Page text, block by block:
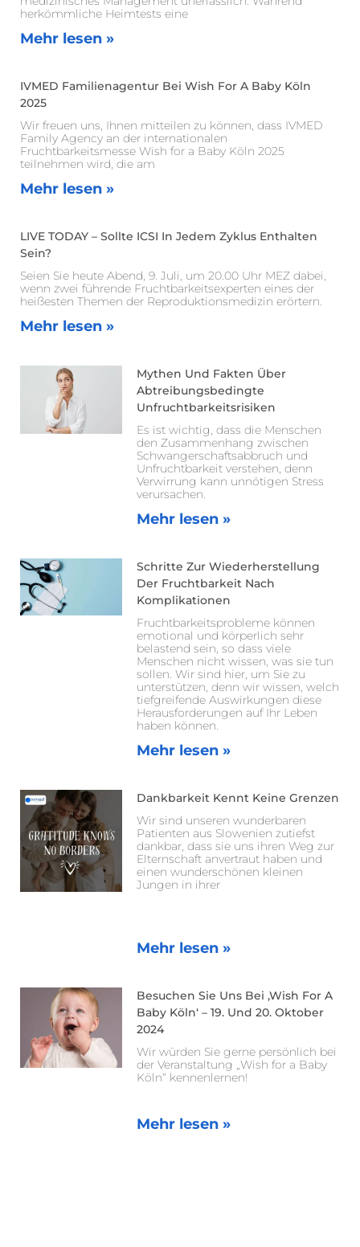
herkömmliche Heimtests eine
Mehr lesen »
IVMED Familienagentur Bei Wish For A Baby Köln
2025
Wir freuen uns, Ihnen mitteilen zu können, dass IVMED
Family Agency an der internationalen
Fruchtbarkeitsmesse Wish for a Baby Köln 2025
teilnehmen wird, die am
Mehr lesen »
LIVE TODAY – Sollte ICSI In Jedem Zyklus Enthalten
Sein?
Seien Sie heute Abend, 9. Juli, um 20.00 Uhr MEZ dabei,
wenn zwei führende Fruchtbarkeitsexperten eines der
heißesten Themen der Reproduktionsmedizin erörtern.
Mehr lesen »
Mythen Und Fakten Über
Abtreibungsbedingte
Unfruchtbarkeitsrisiken
Es ist wichtig, dass die Menschen
den Zusammenhang zwischen
Schwangerschaftsabbruch und
Unfruchtbarkeit verstehen, denn
Verwirrung kann unnötigen Stress
verursachen.
Mehr lesen »
Schritte Zur Wiederherstellung
Der Fruchtbarkeit Nach
Komplikationen
Fruchtbarkeitsprobleme können
emotional und körperlich sehr
belastend sein, so dass viele
Menschen nicht wissen, was sie tun
sollen. Wir sind hier, um Sie zu
unterstützen, denn wir wissen, welch
tiefgreifende Auswirkungen diese
Herausforderungen auf Ihr Leben
haben können.
Mehr lesen »
Dankbarkeit Kennt Keine Grenzen
Wir sind unseren wunderbaren
Patienten aus Slowenien zutiefst
dankbar, dass sie uns ihren Weg zur
Elternschaft anvertraut haben und
einen wunderschönen kleinen
Jungen in ihrer
Mehr lesen »
Besuchen Sie Uns Bei ‚Wish For A
Baby Köln‘ – 19. Und 20. Oktober
2024
Wir würden Sie gerne persönlich bei
der Veranstaltung „Wish for a Baby
Köln“ kennenlernen!
Mehr lesen »